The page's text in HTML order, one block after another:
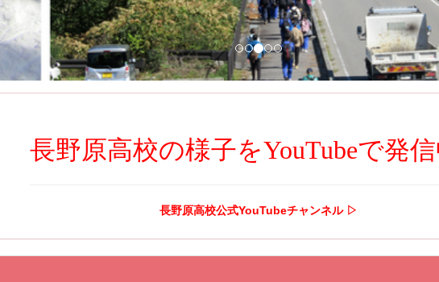
長野原高校の様子をYouTubeで発
長野原高校公式YouTubeチャンネル ▷